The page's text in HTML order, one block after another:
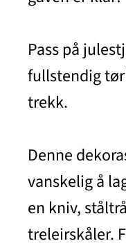
Pass på
fullstendig
trekk.
Denne
vanskelig å
en kniv,
treleirskåler.